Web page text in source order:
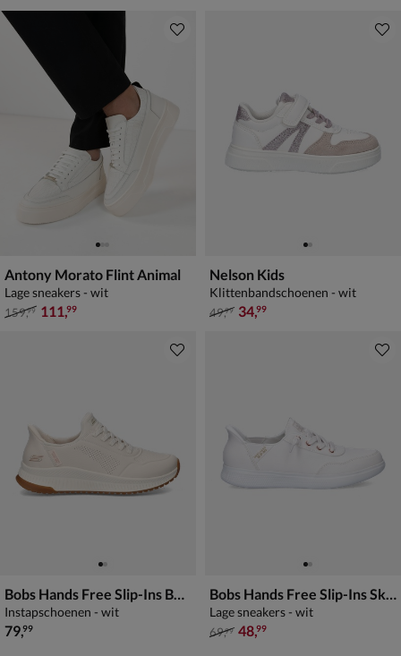
Antony Morato Flint Animal
Lage sneakers - wit
van € 159,99 voor € 111,99
159,99 111,99
Nelson Kids
Klittenbandschoenen - wit
van € 49,99 voor € 34,99
49,99 34,99
Bobs Hands Free Slip-Ins Bobs Squad 4
Instapschoenen - wit
€ 79,99
79,99
Bobs Hands Free Slip-Ins Skip Cute
Lage sneakers - wit
van € 69,99 voor € 48,99
69,99 48,99